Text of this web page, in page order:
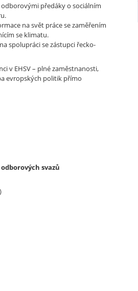
předáky o sociálním
na svět práce se zaměřením
se klimatu.
spolupráci se zástupci řecko-
v EHSV – plné zaměstnanosti,
evropských politik přímo
svazů